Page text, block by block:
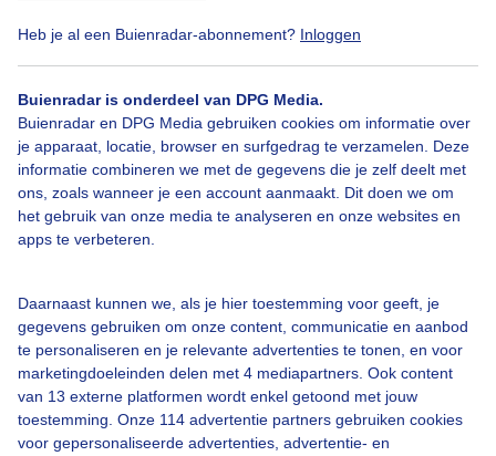
Heb je al een Buienradar-abonnement? Inloggen
Buienradar is onderdeel van DPG Media.
Buienradar en DPG Media gebruiken cookies om informatie over
je apparaat, locatie, browser en surfgedrag te verzamelen. Deze
informatie combineren we met de gegevens die je zelf deelt met
ons, zoals wanneer je een account aanmaakt. Dit doen we om
het gebruik van onze media te analyseren en onze websites en
apps te verbeteren.
Daarnaast kunnen we, als je hier toestemming voor geeft, je
gegevens gebruiken om onze content, communicatie en aanbod
te personaliseren en je relevante advertenties te tonen, en voor
marketingdoeleinden delen met 4 mediapartners. Ook content
van 13 externe platformen wordt enkel getoond met jouw
toestemming. Onze 114 advertentie partners gebruiken cookies
voor gepersonaliseerde advertenties, advertentie- en
Bekijk slideshow
Een moment geduld aub...